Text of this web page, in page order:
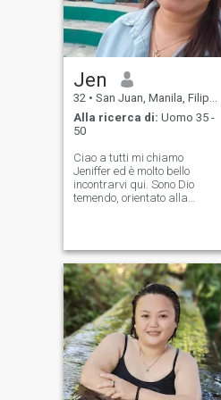
Jen
32 • San Juan, Manila, Filippine
Alla ricerca di: Uomo 35 -
50
Ciao a tutti mi chiamo
Jeniffer ed è molto bello
incontrarvi qui. Sono Dio
temendo, orientato alla
ama suonare gli strumenti,
comprensione, facile da
usare e responsabile. Amo
anche guidare in moto. Darò
tutto il mio cuore e la mia vita
al mio Adamo 🥰 Dio
benedica nella nostra ricerca
😇